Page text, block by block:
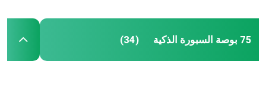
75 بوصة السبورة الذكية (34)